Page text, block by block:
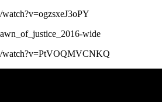
watch?v=PtVOQMVCNKQ